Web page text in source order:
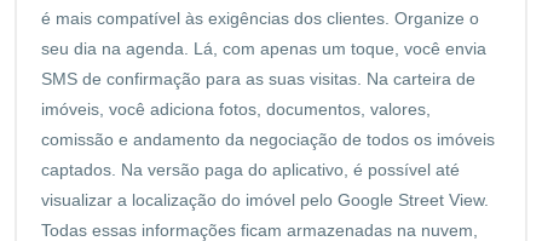
é mais compatível às exigências dos clientes. Organize o
seu dia na agenda. Lá, com apenas um toque, você envia
SMS de confirmação para as suas visitas. Na carteira de
imóveis, você adiciona fotos, documentos, valores,
comissão e andamento da negociação de todos os imóveis
captados. Na versão paga do aplicativo, é possível até
visualizar a localização do imóvel pelo Google Street View.
Todas essas informações ficam armazenadas na nuvem,